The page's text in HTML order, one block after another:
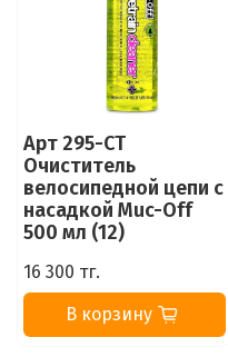
Арт 295-CT
Очиститель
велосипедной цепи с
насадкой Muc-Off
500 мл (12)
16 300 тг.
В корзину